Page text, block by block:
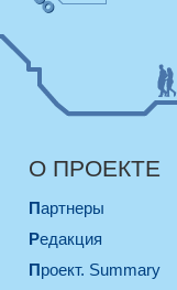
О ПРОЕКТЕ
Партнеры
Редакция
Проект. Summary